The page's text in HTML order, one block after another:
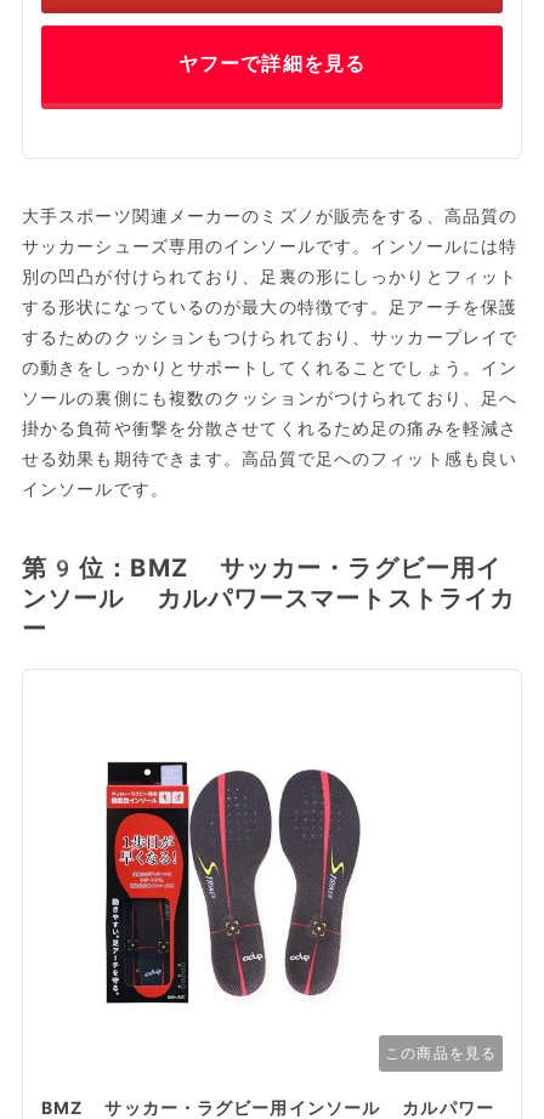
ヤフーで詳細を見る
大手スポーツ関連メーカーのミズノが販売をする、高品質の
サッカーシューズ専用のインソールです。インソールには特
別の凹凸が付けられており、足裏の形にしっかりとフィット
する形状になっているのが最大の特徴です。足アーチを保護
するためのクッションもつけられており、サッカープレイで
の動きをしっかりとサポートしてくれることでしょう。イン
ソールの裏側にも複数のクッションがつけられており、足へ
掛かる負荷や衝撃を分散させてくれるため足の痛みを軽減さ
せる効果も期待できます。高品質で足へのフィット感も良い
インソールです。
第9位：BMZ サッカー・ラグビー用イ
ンソール カルパワースマートストライカ
ー
この商品を見る
BMZ サッカー・ラグビー用インソール カルパワー